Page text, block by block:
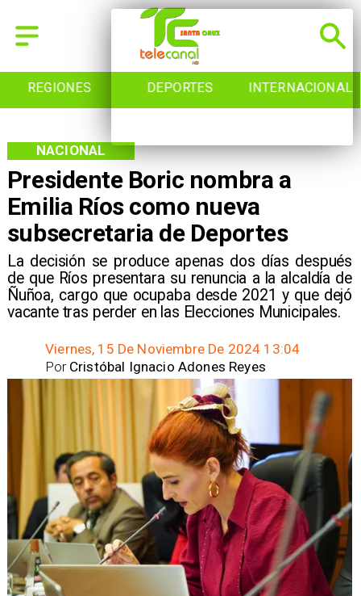
REGIONES DEPORTES INTERNACIONAL
Presidente Boric nombra a
Emilia Ríos como nueva
subsecretaria de Deportes
​La decisión se produce apenas dos días después
de que Ríos presentara su renuncia a la alcaldía de
Ñuñoa, cargo que ocupaba desde 2021 y que dejó
vacante tras perder en las Elecciones Municipales.
NACIONAL
Viernes, 15 De Noviembre De 2024 13:04
Cristóbal Ignacio Adones Reyes
Por